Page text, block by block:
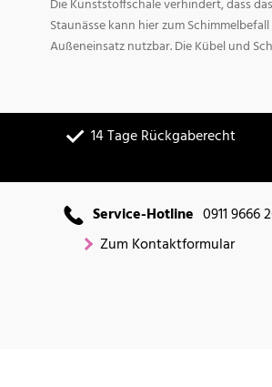
Die Kunststoffschale verhindert, dass
Staunässe kann hier zum
Außeneinsatz nutzbar. Die Kübel und
14 Tage Rückgaberecht
Service-Hotline 0911 9666
Zum Kontaktformular